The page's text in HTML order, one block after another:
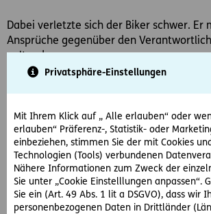
Privatsphäre-Einstellungen
Mit Ihrem Klick auf „ Alle erlauben“ oder
erlauben“ Präferenz-, Statistik- oder
einbeziehen, stimmen Sie der mit Cookies
Technologien (Tools) verbundenen
Nähere Informationen zum Zweck der
Sie unter „Cookie Einstelllungen anpassen“.
Sie ein (Art. 49 Abs. 1 lit a DSGVO), dass wir
personenbezogenen Daten in Drittländer
Dabei verletzte sich der Biker schwer. Er
Ansprüche gegenüber den
geltend.
So hat der OGH entschieden:
Der OGH sprach aus, dass es aus
ankommt, ob sich der Biker auf die
einstellen konnte. Er bejahte diese Frage
Da der Kläger den Parcours bereits
und somit das Risiko kannte, habe er